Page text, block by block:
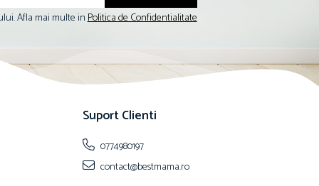
Afla mai multe inPolitica de Confidentialitate
Suport Clienti
0774980197
contact@bestmama.ro